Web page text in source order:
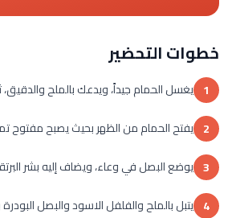
خطوات التحضير
1 يغسل الحمام جيداً، ويدعك بالملح
2 يفتح الحمام من الظهر بحيث يصبح مفتوح
3 يوضع البصل في وعاء، ويضاف إليه بشر
4 يتبل بالملح والفلفل الاسود والبصل